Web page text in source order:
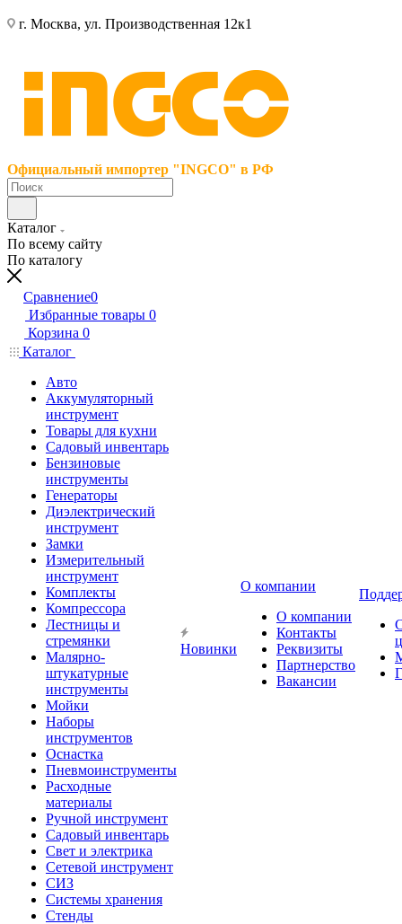
г. Москва, ул. Производственная 12к1
Официальный импортер "INGCO" в РФ
Каталог
По всему сайту
По каталогу
Сравнение0
Избранные товары 0
Корзина 0
Каталог
Авто
Аккумуляторный
инструмент
Товары для кухни
Садовый инвентарь
Бензиновые
инструменты
Генераторы
Диэлектрический
инструмент
Замки
Измерительный
инструмент
Комплекты
Компрессора
Лестницы и
стремянки
Малярно-
штукатурные
инструменты
Мойки
Наборы
инструментов
Оснастка
Пневмоинструменты
Расходные
материалы
Ручной инструмент
Садовый инвентарь
Свет и электрика
Сетевой инструмент
СИЗ
Системы хранения
Стенды
Новинки
О компании
О компании
Контакты
Реквизиты
Партнерство
Вакансии